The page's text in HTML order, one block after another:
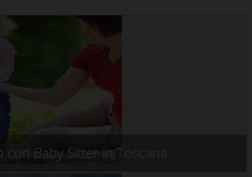
Baby Sitter in Toscana